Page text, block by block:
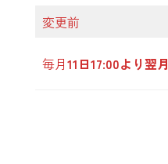
変更前
毎月11日17:00より翌